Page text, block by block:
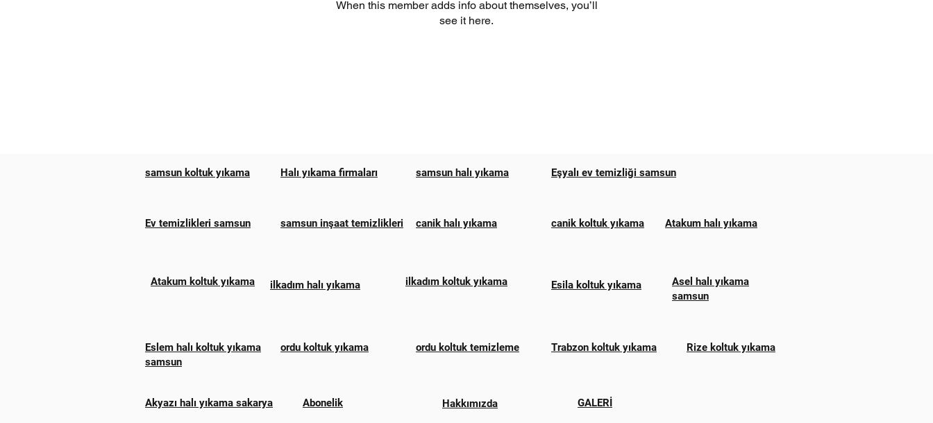
When this member adds info about themselves, you’ll
see it here.
samsun koltuk yıkama Halı yıkama firmaları samsun halı yıkama Eşyalı ev temizliği samsun
Ev temizlikleri samsun samsun inşaat temizlikleri canik halı yıkama canik koltuk yıkama Atakum halı yıkama
Atakum koltuk yıkama ilkadım halı yıkama ilkadım koltuk yıkama Esila koltuk yıkama
Asel halı yıkama
samsun
Eslem halı koltuk yıkama
samsun
ordu koltuk yıkama ordu koltuk temizleme Trabzon koltuk yıkama Rize koltuk yıkama
Akyazı halı yıkama sakarya Abonelik Hakkımızda GALERİ